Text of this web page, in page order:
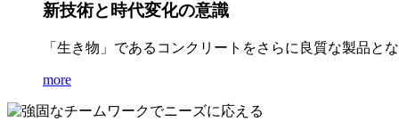
新技術と時代変化の意識
「生き物」であるコンクリートをさらに良質な製品と
more